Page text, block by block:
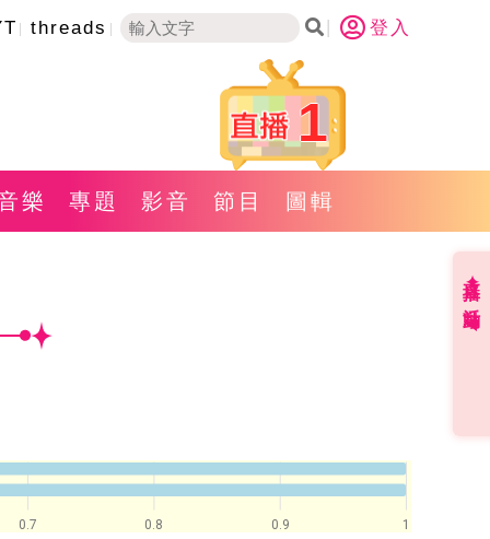
threads 登入
1
樂 專題 影音 節目 圖輯
0.7 0.8 0.9 1
直播✦活動